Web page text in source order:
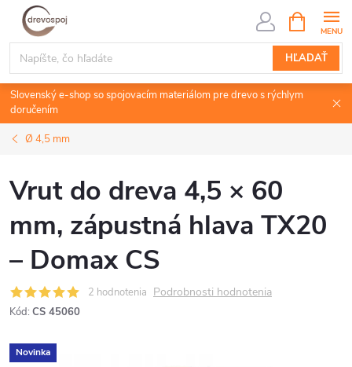
Prejsť
obsah
HĽADAŤ
KOŠÍK
Slovenský e-shop so spojovacím materiálom pre drevo s rýchlym
doručením
Ø 4,5 mm
Vrut do dreva 4,5 × 60
mm, zápustná hlava TX20
– Domax CS
2 hodnotenia Podrobnosti hodnotenia
Kód: CS 45060
Novinka